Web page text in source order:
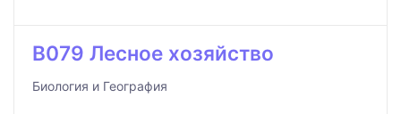
B079 Лесное хозяйство
Биология и География